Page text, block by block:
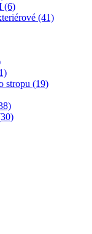
(6)
(41)
stropu (19)